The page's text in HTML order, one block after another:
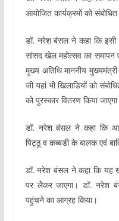
आयोजित कार्यक्रमों को
डॉ. नरेश बंसल ने कहा कि
सांसद खेल महोत्सव का समापन
मुख्य अतिथि माननीय मुख्यमंत्री
जी यहां भी खिलाडियों को
को पुरस्कार वितरण किया
डॉ. नरेश बंसल ने कहा कि
पिट्ठू व कब्बडी के बालक एवं
डॉ. नरेश बंसल ने कहा कि यह
पर लेेेकर जाएगा। डॉ. नरेश
पहुंचने का आग्रह किया।